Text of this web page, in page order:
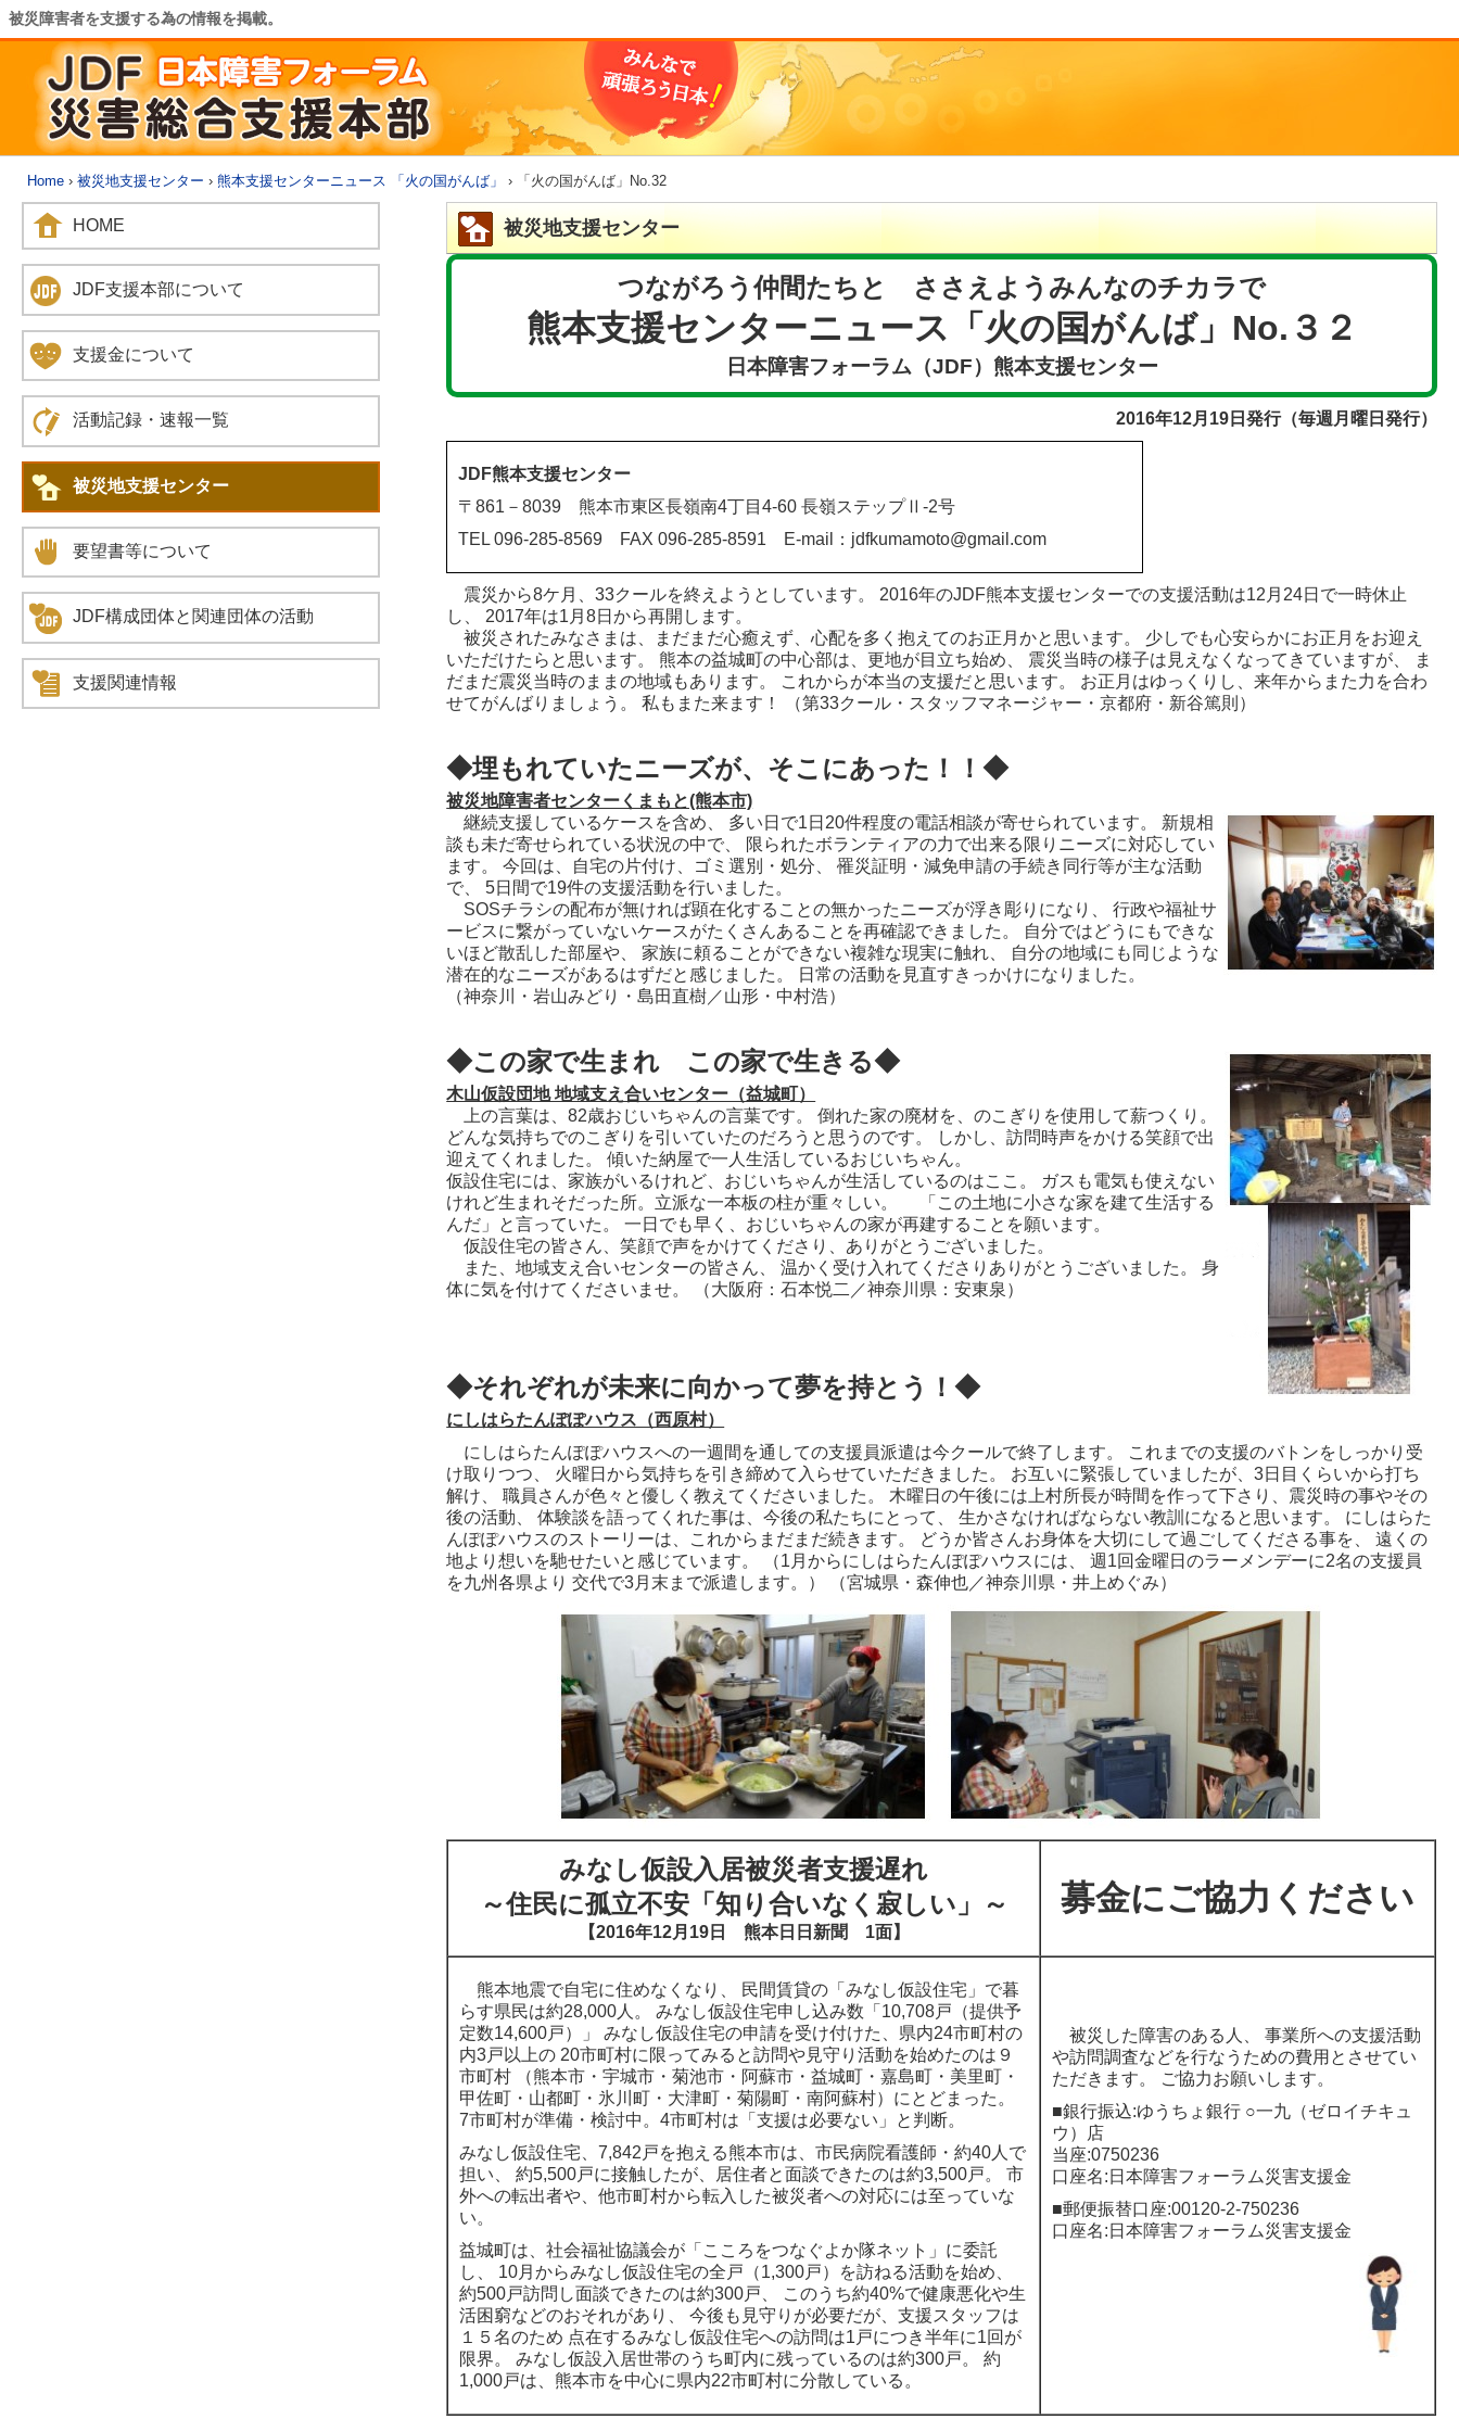
被災障害者を支援する為の情報を掲載。
Home › 被災地支援センター › 熊本支援センターニュース 「火の国がんば」 › 「火の国がんば」No.32
被災地支援センター
つながろう仲間たちと ささえようみんなのチカラで
熊本支援センターニュース「火の国がんば」No.３２
日本障害フォーラム（JDF）熊本支援センター
2016年12月19日発行（毎週月曜日発行）
JDF熊本支援センター
〒861－8039 熊本市東区長嶺南4丁目4-60 長嶺ステップⅡ-2号
TEL 096-285-8569 FAX 096-285-8591 E-mail：jdfkumamoto@gmail.com
震災から8ケ月、33クールを終えようとしています。 2016年のJDF熊本支援センターでの支援活動は12月24日で一時休止
し、 2017年は1月8日から再開します。
被災されたみなさまは、まだまだ心癒えず、心配を多く抱えてのお正月かと思います。 少しでも心安らかにお正月をお迎え
いただけたらと思います。 熊本の益城町の中心部は、更地が目立ち始め、 震災当時の様子は見えなくなってきていますが、 ま
だまだ震災当時のままの地域もあります。 これからが本当の支援だと思います。 お正月はゆっくりし、来年からまた力を合わ
せてがんばりましょう。 私もまた来ます！ （第33クール・スタッフマネージャー・京都府・新谷篤則）
◆埋もれていたニーズが、そこにあった！！◆
被災地障害者センターくまもと(熊本市)
継続支援しているケースを含め、 多い日で1日20件程度の電話相談が寄せられています。 新規相
談も未だ寄せられている状況の中で、 限られたボランティアの力で出来る限りニーズに対応してい
ます。 今回は、自宅の片付け、ゴミ選別・処分、 罹災証明・減免申請の手続き同行等が主な活動
で、 5日間で19件の支援活動を行いました。
SOSチラシの配布が無ければ顕在化することの無かったニーズが浮き彫りになり、 行政や福祉サ
ービスに繋がっていないケースがたくさんあることを再確認できました。 自分ではどうにもできな
いほど散乱した部屋や、 家族に頼ることができない複雑な現実に触れ、 自分の地域にも同じような
潜在的なニーズがあるはずだと感じました。 日常の活動を見直すきっかけになりました。
（神奈川・岩山みどり・島田直樹／山形・中村浩）
◆この家で生まれ この家で生きる◆
木山仮設団地 地域支え合いセンター（益城町）
上の言葉は、82歳おじいちゃんの言葉です。 倒れた家の廃材を、のこぎりを使用して薪つくり。
どんな気持ちでのこぎりを引いていたのだろうと思うのです。 しかし、訪問時声をかける笑顔で出
迎えてくれました。 傾いた納屋で一人生活しているおじいちゃん。
仮設住宅には、家族がいるけれど、おじいちゃんが生活しているのはここ。 ガスも電気も使えない
けれど生まれそだった所。立派な一本板の柱が重々しい。 「この土地に小さな家を建て生活する
んだ」と言っていた。 一日でも早く、おじいちゃんの家が再建することを願います。
仮設住宅の皆さん、笑顔で声をかけてくださり、ありがとうございました。
また、地域支え合いセンターの皆さん、 温かく受け入れてくださりありがとうございました。 身
体に気を付けてくださいませ。 （大阪府：石本悦二／神奈川県：安東泉）
◆それぞれが未来に向かって夢を持とう！◆
にしはらたんぽぽハウス（西原村）
にしはらたんぽぽハウスへの一週間を通しての支援員派遣は今クールで終了します。 これまでの支援のバトンをしっかり受
け取りつつ、 火曜日から気持ちを引き締めて入らせていただきました。 お互いに緊張していましたが、3日目くらいから打ち
解け、 職員さんが色々と優しく教えてくださいました。 木曜日の午後には上村所長が時間を作って下さり、震災時の事やその
後の活動、 体験談を語ってくれた事は、今後の私たちにとって、 生かさなければならない教訓になると思います。 にしはらた
んぽぽハウスのストーリーは、これからまだまだ続きます。 どうか皆さんお身体を大切にして過ごしてくださる事を、 遠くの
地より想いを馳せたいと感じています。 （1月からにしはらたんぽぽハウスには、 週1回金曜日のラーメンデーに2名の支援員
を九州各県より 交代で3月末まで派遣します。） （宮城県・森伸也／神奈川県・井上めぐみ）
みなし仮設入居被災者支援遅れ
～住民に孤立不安「知り合いなく寂しい」～
【2016年12月19日 熊本日日新聞 1面】
募金にご協力ください
熊本地震で自宅に住めなくなり、 民間賃貸の「みなし仮設住宅」で暮
らす県民は約28,000人。 みなし仮設住宅申し込み数「10,708戸（提供予
定数14,600戸）」 みなし仮設住宅の申請を受け付けた、県内24市町村の
内3戸以上の 20市町村に限ってみると訪問や見守り活動を始めたのは９
市町村 （熊本市・宇城市・菊池市・阿蘇市・益城町・嘉島町・美里町・
甲佐町・山都町・氷川町・大津町・菊陽町・南阿蘇村）にとどまった。
7市町村が準備・検討中。4市町村は「支援は必要ない」と判断。
みなし仮設住宅、7,842戸を抱える熊本市は、市民病院看護師・約40人で
担い、 約5,500戸に接触したが、居住者と面談できたのは約3,500戸。 市
外への転出者や、他市町村から転入した被災者への対応には至っていな
い。
益城町は、社会福祉協議会が「こころをつなぐよか隊ネット」に委託
し、 10月からみなし仮設住宅の全戸（1,300戸）を訪ねる活動を始め、
約500戸訪問し面談できたのは約300戸、 このうち約40%で健康悪化や生
活困窮などのおそれがあり、 今後も見守りが必要だが、支援スタッフは
１５名のため 点在するみなし仮設住宅への訪問は1戸につき半年に1回が
限界。 みなし仮設入居世帯のうち町内に残っているのは約300戸。 約
1,000戸は、熊本市を中心に県内22市町村に分散している。
被災した障害のある人、 事業所への支援活動
や訪問調査などを行なうための費用とさせてい
ただきます。 ご協力お願いします。
■銀行振込:ゆうちょ銀行 ○一九（ゼロイチキュ
ウ）店
当座:0750236
口座名:日本障害フォーラム災害支援金
■郵便振替口座:00120-2-750236
口座名:日本障害フォーラム災害支援金
HOME
JDF支援本部について
支援金について
活動記録・速報一覧
被災地支援センター
要望書等について
JDF構成団体と関連団体の活動
支援関連情報